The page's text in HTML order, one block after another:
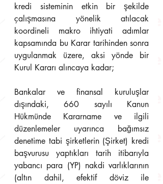
kredi sisteminin etkin bir şekilde
çalışmasına yönelik atılacak
koordineli makro ihtiyati adımlar
kapsamında bu Karar tarihinden sonra
uygulanmak üzere, aksi yönde bir
Kurul Kararı alıncaya kadar;
Bankalar ve finansal kuruluşlar
dışındaki, 660 sayılı Kanun
Hükmünde Kararname ve ilgili
düzenlemeler uyarınca bağımsız
denetime tabi şirketlerin (Şirket) kredi
başvurusu yaptıkları tarih itibarıyla
yabancı para (YP) nakdi varlıklarının
(altın dahil, efektif döviz ile